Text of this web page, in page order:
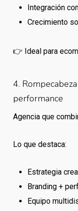
Integración
Crecimiento
👉 Ideal para
4.
performance
Agencia que
Lo que destaca:
Estrategia
Branding +
Equipo